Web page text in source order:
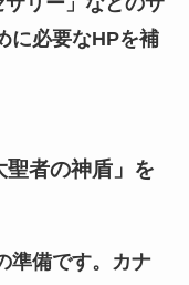
に必要なHPを補
聖者の神盾」を
準備です。カナ